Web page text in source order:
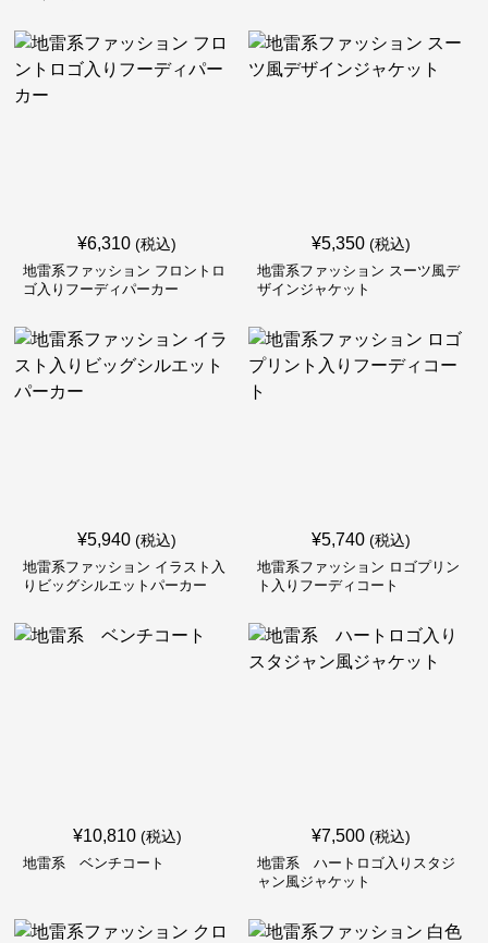
¥6,310 (税込)
地雷系ファッション フロントロ
ゴ入りフーディパーカー
¥5,350 (税込)
地雷系ファッション スーツ風デ
ザインジャケット
¥5,940 (税込)
地雷系ファッション イラスト入
りビッグシルエットパーカー
¥5,740 (税込)
地雷系ファッション ロゴプリン
ト入りフーディコート
¥10,810 (税込)
地雷系 ベンチコート
¥7,500 (税込)
地雷系 ハートロゴ入りスタジ
ャン風ジャケット